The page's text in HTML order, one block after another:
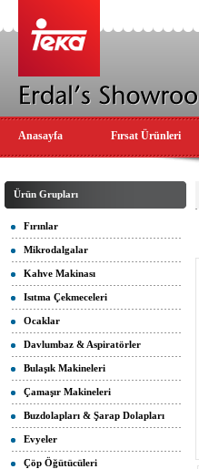
Anasayfa Fırsat Ürünleri
Ürün Grupları
Fırınlar
Mikrodalgalar
Kahve Makinası
Isıtma Çekmeceleri
Ocaklar
Davlumbaz & Aspiratörler
Bulaşık Makineleri
Çamaşır Makineleri
Buzdolapları & Şarap Dolapları
Evyeler
Çöp Öğütücüleri